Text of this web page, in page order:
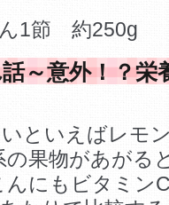
1節 約250g
～意外！？栄
といえばレモ
の果物があがる
んにもビタミン